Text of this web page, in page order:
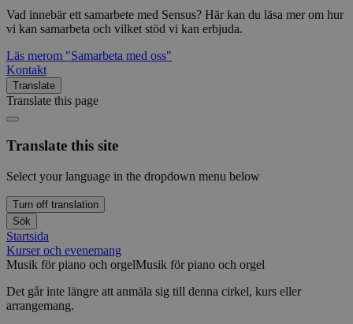
Vad innebär ett samarbete med Sensus? Här kan du läsa mer om hur
vi kan samarbeta och vilket stöd vi kan erbjuda.
Läs merom "Samarbeta med oss"
Kontakt
Translate
Translate this page
Translate this site
Select your language in the dropdown menu below
Turn off translation
Sök
Startsida
Kurser och evenemang
Musik för piano och orgelMusik för piano och orgel
Det går inte längre att anmäla sig till denna cirkel, kurs eller
arrangemang.